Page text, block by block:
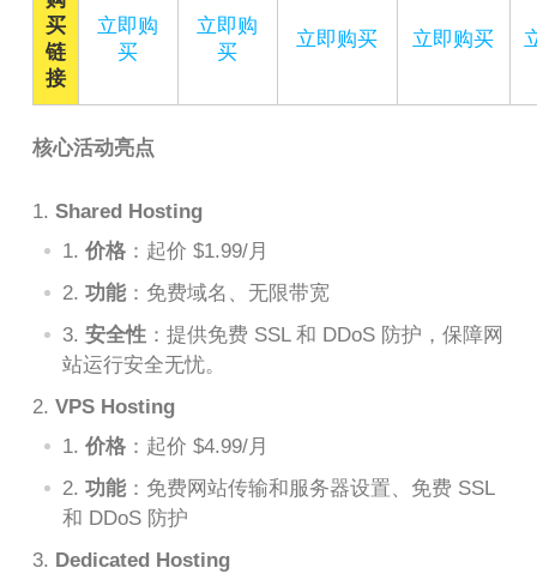
买
链
接
立即购
买
立即购
买
立即购买 立即购买
核心活动亮点
Shared Hosting
价格：起价 $1.99/月
功能：免费域名、无限带宽
安全性：提供免费 SSL 和 DDoS 防护，保障网
站运行安全无忧。
VPS Hosting
价格：起价 $4.99/月
功能：免费网站传输和服务器设置、免费 SSL
和 DDoS 防护
Dedicated Hosting